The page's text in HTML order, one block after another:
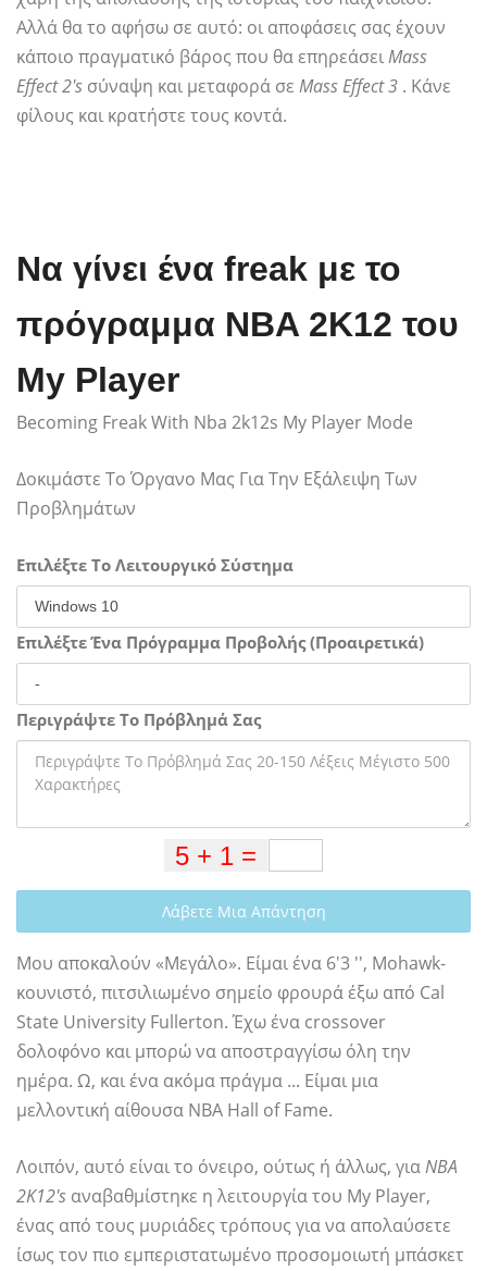
Αλλά θα το αφήσω σε αυτό: οι αποφάσεις σας έχουν
κάποιο πραγματικό βάρος που θα επηρεάσειMass
Effect 2's σύναψη και μεταφορά σε Mass Effect 3 . Κάνε
φίλους και κρατήστε τους κοντά.
Να γίνει ένα freak με το
πρόγραμμα NBA 2K12 του
My Player
Becoming Freak With Nba 2k12s My Player Mode
Δοκιμάστε Το Όργανο Μας Για Την Εξάλειψη Των
Προβλημάτων
Επιλέξτε Το Λειτουργικό Σύστημα
Επιλέξτε Ένα Πρόγραμμα Προβολής (Προαιρετικά)
Περιγράψτε Το Πρόβλημά Σας
Λάβετε Μια Απάντηση
Μου αποκαλούν «Μεγάλο». Είμαι ένα 6'3 '', Mohawk-
κουνιστό, πιτσιλιωμένο σημείο φρουρά έξω από Cal
State University Fullerton. Έχω ένα crossover
δολοφόνο και μπορώ να αποστραγγίσω όλη την
ημέρα. Ω, και ένα ακόμα πράγμα ... Είμαι μια
μελλοντική αίθουσα NBA Hall of Fame.
Λοιπόν, αυτό είναι το όνειρο, ούτως ή άλλως, γιαNBA
2K12's αναβαθμίστηκε η λειτουργία του My Player,
ένας από τους μυριάδες τρόπους για να απολαύσετε
ίσως τον πιο εμπεριστατωμένο προσομοιωτή μπάσκετ